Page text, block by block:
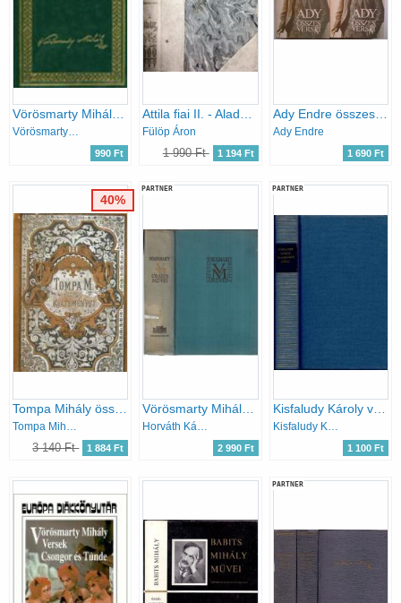
990 Ft
Fülöp Áron
1 990 Ft 1 194 Ft
Ady Endre összes versei I-II.
Ady Endre
1 690 Ft
Tompa Mihály összes költeményei II.
Tompa Mihály
3 140 Ft 1 884 Ft
40%
PARTNER
Vörösmarty Mihály összes művei 1. - Kisebb költemények I. (1826-ig.)
Horváth Károly szerk.
2 990 Ft
PARTNER
Kisfaludy Károly válogatott művei
Kisfaludy Károly
1 100 Ft
PARTNER